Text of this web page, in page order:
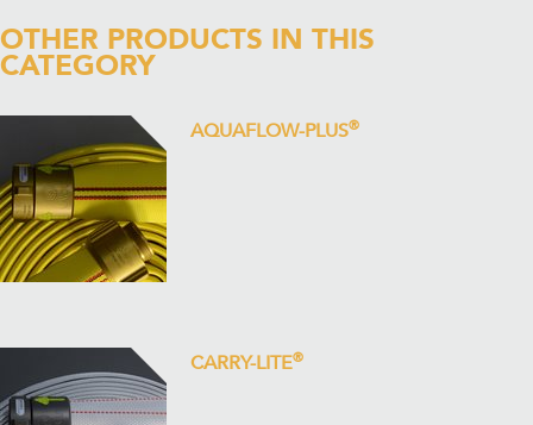
OTHER PRODUCTS IN THIS
CATEGORY
AQUAFLOW-PLUS®
CARRY-LITE®